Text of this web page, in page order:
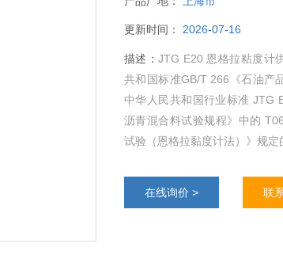
更新时间： 2026-07-16
描述：JTG E20 恩格拉粘度计
共和国标准GB/T 266《石油产
中华人民共和国行业标准 JTG
沥青混合料试验规程》中的
试验（恩格拉黏度计法）》规定
在线询价 > 联